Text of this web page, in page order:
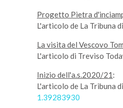
Progetto Pietra
L'articolo de La Tribuna
La visita del Vescovo
L'articolo di Treviso
Inizio dell'a.s.2020/21:
L'articolo de La Tribuna
1.39283930